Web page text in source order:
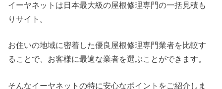
イーヤネットは日本最大級の屋根修理専門の一括見積も
りサイト。
お住いの地域に密着した優良屋根修理専門業者を比較す
ることで、お客様に最適な業者を選ぶことができます。
そんなイーヤネットの特に安心なポイントをご紹介しま